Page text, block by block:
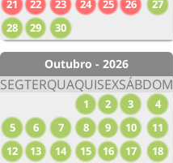
21
22 23 24 25 26
27
28
29 30
Outubro - 2026
SEGTERQUAQUISEXSÁBDOM
1 2 3
4
5
6 7 8 9 10
11
12
13 14 15 16 17
18